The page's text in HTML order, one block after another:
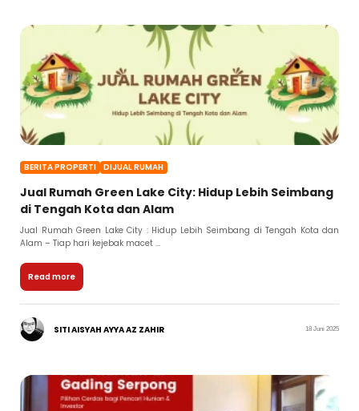
BERITA PROPERTI DIJUAL RUMAH
Jual Rumah Green Lake City: Hidup Lebih Seimbang
di Tengah Kota dan Alam
Jual Rumah Green Lake City : Hidup Lebih Seimbang di Tengah Kota dan
Alam – Tiap hari kejebak macet ...
Read more
SITI AISYAH AYYA AZ ZAHIR 18 Juni 2025